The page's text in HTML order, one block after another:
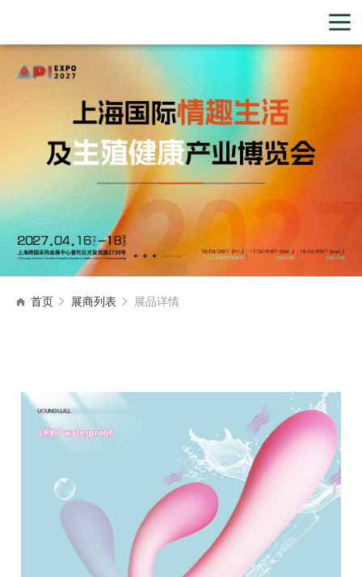
首页 展商列表 展品详情